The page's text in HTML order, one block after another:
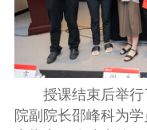
授课结束后举行
院副院长邵峰科为